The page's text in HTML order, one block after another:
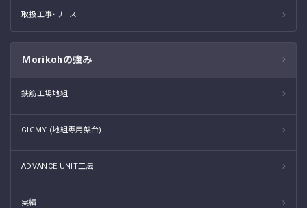
取扱工事・リース
Morikohの強み
鉄筋工場地組
GIGMY (地組専用架台)
ADVANCE UNIT工法
実績